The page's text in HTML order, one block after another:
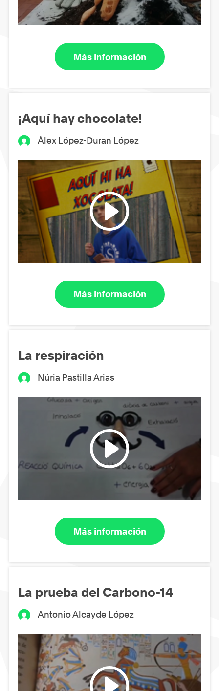
Más información
¡Aquí hay chocolate!
Àlex López-Duran López
Más información
La respiración
Núria Pastilla Arias
Más información
La prueba del Carbono-14
Antonio Alcayde López